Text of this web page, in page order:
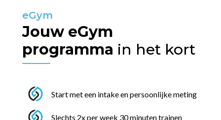
eGym
Jouw eGym
programma in het kort
Start met een intake en persoonlijke meting
Slechts 2x per week 30 minuten trainen